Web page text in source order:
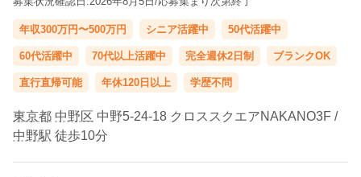
年収300万円〜500万円 シニア活躍中 50代活躍中
60代活躍中 70代以上活躍中 完全週休2日制 ブランクOK
直行直帰可能 年休120日以上 学歴不問
東京都 中野区 中野5-24-18 クロススクエアNAKANO3F /
中野駅 徒歩10分